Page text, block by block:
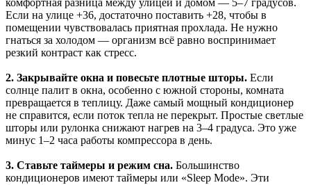
Если на улице +36, достаточно поставить +28, чтобы в
помещении чувствовалась приятная прохлада. Не нужно
гнаться за холодом — организм всё равно воспринимает
резкий контраст как стресс.
2. Закрывайте окна и повесьте плотные шторы. Если
солнце палит в окна, особенно с южной стороны, комната
превращается в теплицу. Даже самый мощный кондиционер
не справится, если поток тепла не перекрыт. Простые светлые
шторы или рулонка снижают нагрев на 3–4 градуса. Это уже
минус 1–2 часа работы компрессора в день.
3. Ставьте таймеры и режим сна. Большинство
кондиционеров имеют таймеры или «Sleep Mode». Эти